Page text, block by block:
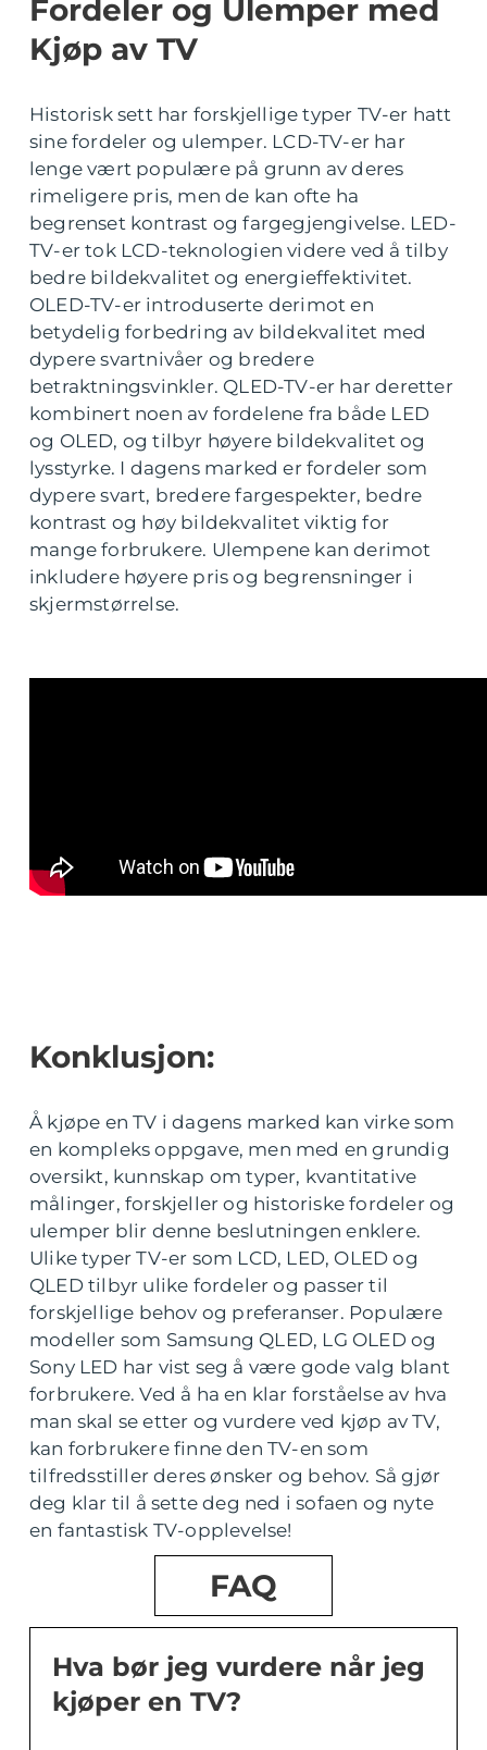
Fordeler og Ulemper med
Kjøp av TV
Historisk sett har forskjellige typer TV-er hatt
sine fordeler og ulemper. LCD-TV-er har
lenge vært populære på grunn av deres
rimeligere pris, men de kan ofte ha
begrenset kontrast og fargegjengivelse. LED-
TV-er tok LCD-teknologien videre ved å tilby
bedre bildekvalitet og energieffektivitet.
OLED-TV-er introduserte derimot en
betydelig forbedring av bildekvalitet med
dypere svartnivåer og bredere
betraktningsvinkler. QLED-TV-er har deretter
kombinert noen av fordelene fra både LED
og OLED, og tilbyr høyere bildekvalitet og
lysstyrke. I dagens marked er fordeler som
dypere svart, bredere fargespekter, bedre
kontrast og høy bildekvalitet viktig for
mange forbrukere. Ulempene kan derimot
inkludere høyere pris og begrensninger i
skjermstørrelse.
Konklusjon:
Å kjøpe en TV i dagens marked kan virke som
en kompleks oppgave, men med en grundig
oversikt, kunnskap om typer, kvantitative
målinger, forskjeller og historiske fordeler og
ulemper blir denne beslutningen enklere.
Ulike typer TV-er som LCD, LED, OLED og
QLED tilbyr ulike fordeler og passer til
forskjellige behov og preferanser. Populære
modeller som Samsung QLED, LG OLED og
Sony LED har vist seg å være gode valg blant
forbrukere. Ved å ha en klar forståelse av hva
man skal se etter og vurdere ved kjøp av TV,
kan forbrukere finne den TV-en som
tilfredsstiller deres ønsker og behov. Så gjør
deg klar til å sette deg ned i sofaen og nyte
en fantastisk TV-opplevelse!
FAQ
Hva bør jeg vurdere når jeg
kjøper en TV?